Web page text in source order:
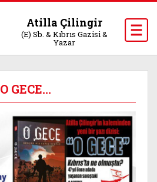
Atilla Çilingir
(E) Sb. & Kıbrıs Gazisi &
Yazar
O GECE…